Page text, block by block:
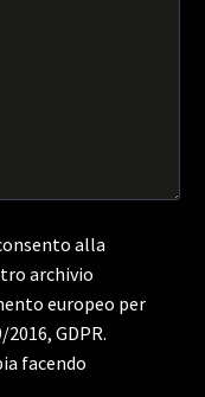
alla
archivio
europeo per
GDPR.
facendo